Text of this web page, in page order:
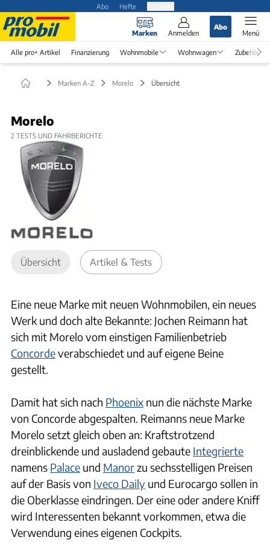
Abo Hefte
Marken Anmelden
Abo
Menü
Alle pro+ Artikel Finanzierung Wohnmobile Wohnwagen Zubehör
Marken A-Z Morelo Übersicht
Morelo
2 TESTS UND FAHRBERICHTE
Übersicht Artikel & Tests
Eine neue Marke mit neuen Wohnmobilen, ein neues
Werk und doch alte Bekannte: Jochen Reimann hat
sich mit Morelo vom einstigen Familienbetrieb
Concordeverabschiedet und auf eigene Beine
gestellt.
Damit hat sich nach Phoenix nun die nächste Marke
von Concorde abgespalten. Reimanns neue Marke
Morelo setzt gleich oben an: Kraftstrotzend
dreinblickende und ausladend gebaute Integrierte
namens Palace und Manorzu sechsstelligen Preisen
auf der Basis von Iveco Daily und Eurocargo sollen in
die Oberklasse eindringen. Der eine oder andere Kniff
wird Interessenten bekannt vorkommen, etwa die
Verwendung eines eigenen Cockpits.